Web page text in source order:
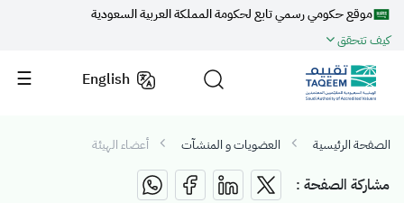
موقع حكومي رسمي تابع لحكومة المملكة العربية السعودية
كيف تتحقق
English
الصفحة الرئيسية العضويات و المنشآت أعضاء الهيئة
مشاركة الصفحة :